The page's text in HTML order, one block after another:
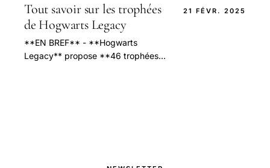
Tout savoir sur les trophées
de Hogwarts Legacy
**EN BREF** - **Hogwarts
Legacy** propose **46 trophées**
21 FÉVR. 2025